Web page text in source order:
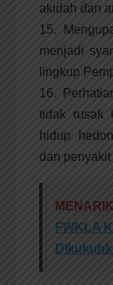
akidah dan
15.
menjadi
lingkup
16.
tidak rusak
hidup
dan
FWKLA